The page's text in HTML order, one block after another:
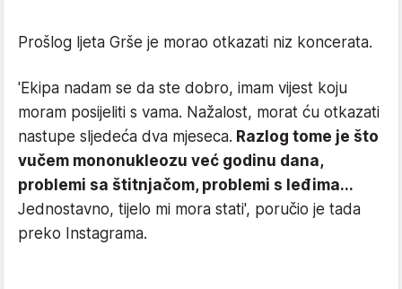
Prošlog ljeta Grše je morao otkazati niz koncerata.
'Ekipa nadam se da ste dobro, imam vijest koju
moram posijeliti s vama. Nažalost, morat ću otkazati
nastupe sljedeća dva mjeseca. Razlog tome je što
vučem mononukleozu već godinu dana,
problemi sa štitnjačom, problemi s leđima...
Jednostavno, tijelo mi mora stati', poručio je tada
preko Instagrama.